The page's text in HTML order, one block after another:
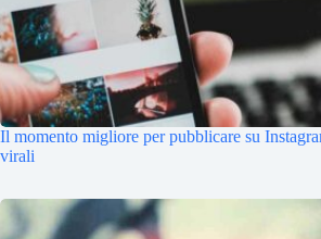
Il momento migliore per pubblicare su
virali